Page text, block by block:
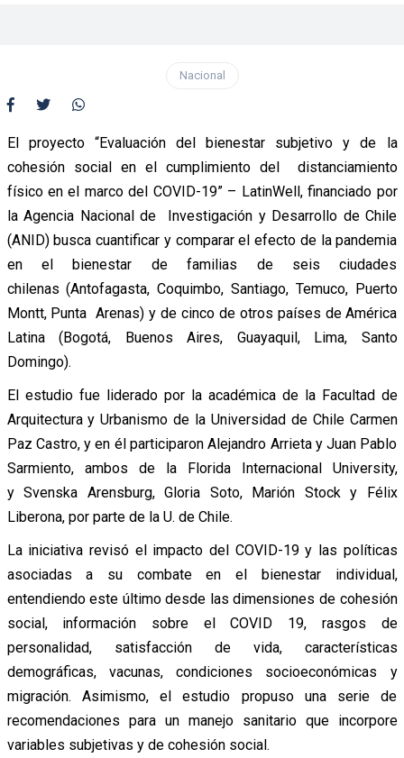
Nacional
El proyecto “Evaluación del bienestar subjetivo y de la
cohesión social en el cumplimiento del distanciamiento
físico en el marco del COVID-19” – LatinWell, financiado por
la Agencia Nacional de Investigación y Desarrollo de Chile
(ANID) busca cuantificar y comparar el efecto de la pandemia
en el bienestar de familias de seis ciudades
chilenas (Antofagasta, Coquimbo, Santiago, Temuco, Puerto
Montt, Punta Arenas) y de cinco de otros países de América
Latina (Bogotá, Buenos Aires, Guayaquil, Lima, Santo
Domingo).
El estudio fue liderado por la académica de la Facultad de
Arquitectura y Urbanismo de la Universidad de Chile Carmen
Paz Castro, y en él participaron Alejandro Arrieta y Juan Pablo
Sarmiento, ambos de la Florida Internacional University,
y Svenska Arensburg, Gloria Soto, Marión Stock y Félix
Liberona, por parte de la U. de Chile.
La iniciativa revisó el impacto del COVID-19 y las políticas
asociadas a su combate en el bienestar individual,
entendiendo este último desde las dimensiones de cohesión
social, información sobre el COVID 19, rasgos de
personalidad, satisfacción de vida, características
demográficas, vacunas, condiciones socioeconómicas y
migración. Asimismo, el estudio propuso una serie de
recomendaciones para un manejo sanitario que incorpore
variables subjetivas y de cohesión social.